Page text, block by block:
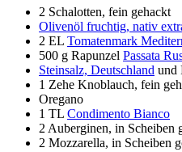
2 Schalotten, fein gehackt
Olivenöl fruchtig, nativ
2 EL Tomatenmark
500 g Rapunzel Passata
Steinsalz, Deutschland und
1 Zehe Knoblauch, fein
Oregano
1 TL Condimento Bianco
2 Auberginen, in Scheiben
2 Mozzarella, in Scheiben